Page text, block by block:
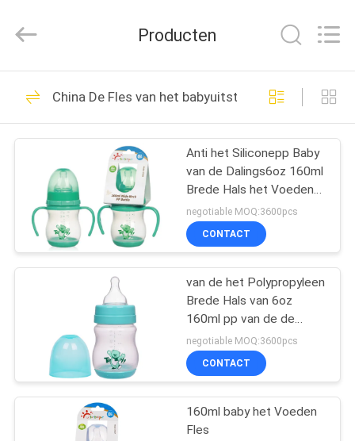
THUIS
PRODUCTEN
VIDEOS
OVER
ONS
FABRIEKSREIS
KWALITEITSCONTROLE
CONTACTEER
Infant
products
Rights
Pasgeboren Baby
het Voeden Fles
47
50
Producten
China De Fles van het babyuitsteeksel
Anti het Siliconepp Baby
van de Dalings6oz 160ml
Brede Hals het Voeden
Fles
negotiable MOQ:3600pcs
CONTACT
van de het Polypropyleen
Brede Hals van 6oz
160ml pp van de de
Boogbaby het
Uitsteekselfles
negotiable MOQ:3600pcs
CONTACT
160ml baby het Voeden
Fles